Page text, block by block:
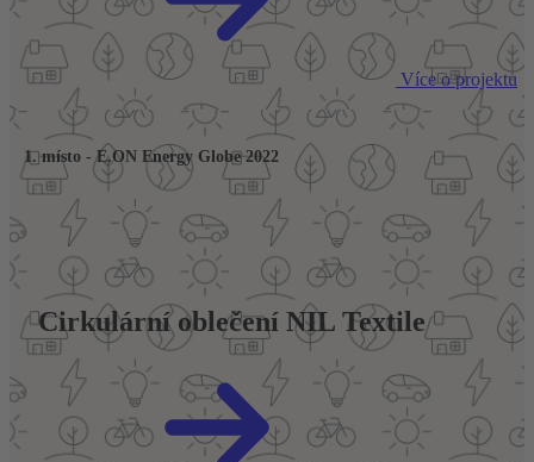
Více o projektu
1. místo - E.ON Energy Globe 2022
Cirkulární oblečení NIL Textile